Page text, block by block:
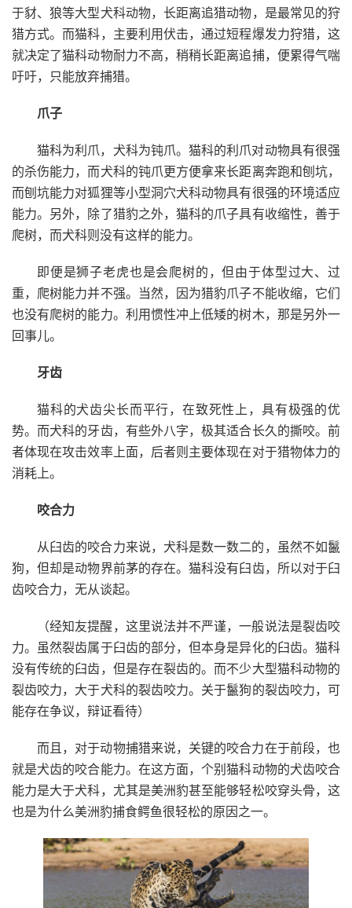
于豺、狼等大型犬科动物，长距离追猎动物，是最常见的狩
猎方式。而猫科，主要利用伏击，通过短程爆发力狩猎，这
就决定了猫科动物耐力不高，稍稍长距离追捕，便累得气喘
吁吁，只能放弃捕猎。
爪子
猫科为利爪，犬科为钝爪。猫科的利爪对动物具有很强
的杀伤能力，而犬科的钝爪更方便拿来长距离奔跑和刨坑，
而刨坑能力对狐狸等小型洞穴犬科动物具有很强的环境适应
能力。另外，除了猎豹之外，猫科的爪子具有收缩性，善于
爬树，而犬科则没有这样的能力。
即便是狮子老虎也是会爬树的，但由于体型过大、过
重，爬树能力并不强。当然，因为猎豹爪子不能收缩，它们
也没有爬树的能力。利用惯性冲上低矮的树木，那是另外一
回事儿。
牙齿
猫科的犬齿尖长而平行，在致死性上，具有极强的优
势。而犬科的牙齿，有些外八字，极其适合长久的撕咬。前
者体现在攻击效率上面，后者则主要体现在对于猎物体力的
消耗上。
咬合力
从臼齿的咬合力来说，犬科是数一数二的，虽然不如鬣
狗，但却是动物界前茅的存在。猫科没有臼齿，所以对于臼
齿咬合力，无从谈起。
（经知友提醒，这里说法并不严谨，一般说法是裂齿咬
力。虽然裂齿属于臼齿的部分，但本身是异化的臼齿。猫科
没有传统的臼齿，但是存在裂齿的。而不少大型猫科动物的
裂齿咬力，大于犬科的裂齿咬力。关于鬣狗的裂齿咬力，可
能存在争议，辩证看待）
而且，对于动物捕猎来说，关键的咬合力在于前段，也
就是犬齿的咬合能力。在这方面，个别猫科动物的犬齿咬合
能力是大于犬科，尤其是美洲豹甚至能够轻松咬穿头骨，这
也是为什么美洲豹捕食鳄鱼很轻松的原因之一。